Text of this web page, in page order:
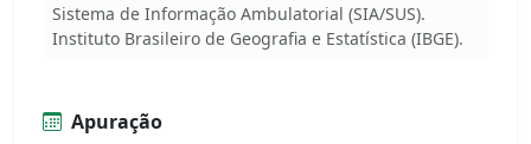
Sistema de Informação Ambulatorial (SIA/SUS).
Instituto Brasileiro de Geografia e Estatística (IBGE).
Apuração